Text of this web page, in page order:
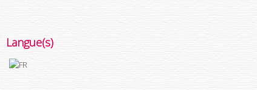
Langue(s)